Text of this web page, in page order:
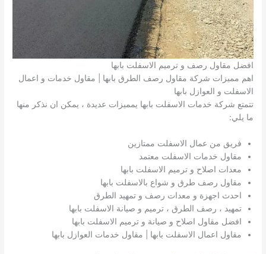
افضل مقاول رصف و ترميم الاسفلت بابها
اهم مميزات شركة مقاول رصف الطرق بابها | مقاول خدمات و اعمال
الاسفلت و العوازل بابها
تتمتع شركة خدمات الاسفلت بابها يمميزات عديدة ، يمكن ان نذكر منها
ما يلي:
فريق من عمال الاسفلت ممتازين
مقاول خدمات الاسفلت معتمد
معدات اصلاح و ترميم الاسفلت بابها
مقاول رصف طرق و شواع بالاسفلت بابها
احدث اجهزة و معدات رصف و تمهيد الطرق
تمهيد ، رصف الطرق ، ترميم و صيانة الاسفلت بابها
افضل مقاول اصلاح و صيانة و ترميم الاسفلت بابها
مقاول اعمال الاسفلت بابها | مقاول خدمات العوازل بابها